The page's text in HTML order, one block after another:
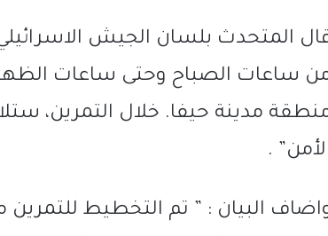
المتحدث بلسان الجيش
ساعات الصباح وحتى ساعات
مدينة حيفا. خلال التمرين،
.
البيان : ” تم التخطيط للتمرين